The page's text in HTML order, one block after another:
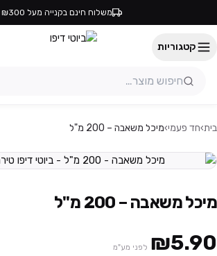
משלוח חינם בקנייה מעל ₪300
קטגוריות
בית›חד פעמי›מיכל משאבה – 200 מ"ל
מיכל משאבה – 200 מ"ל
₪5.90 לפני מע"מ